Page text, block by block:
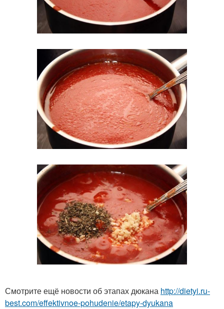
Смотрите ещё новости об этапах дюкана http://dietyi.ru-
best.com/effektivnoe-pohudenie/etapy-dyukana